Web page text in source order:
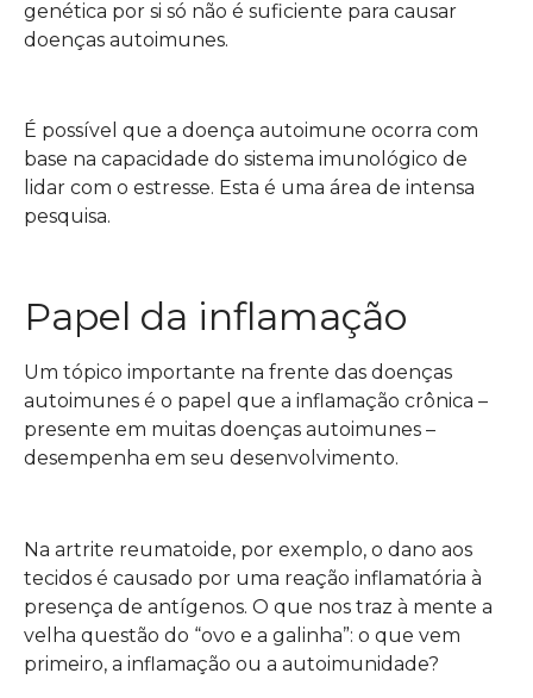
genética por si só não é suficiente para causar
doenças autoimunes.
É possível que a doença autoimune ocorra com
base na capacidade do sistema imunológico de
lidar com o estresse. Esta é uma área de intensa
pesquisa.
Papel da inflamação
Um tópico importante na frente das doenças
autoimunes é o papel que a inflamação crônica –
presente em muitas doenças autoimunes –
desempenha em seu desenvolvimento.
Na artrite reumatoide, por exemplo, o dano aos
tecidos é causado por uma reação inflamatória à
presença de antígenos. O que nos traz à mente a
velha questão do “ovo e a galinha”: o que vem
primeiro, a inflamação ou a autoimunidade?